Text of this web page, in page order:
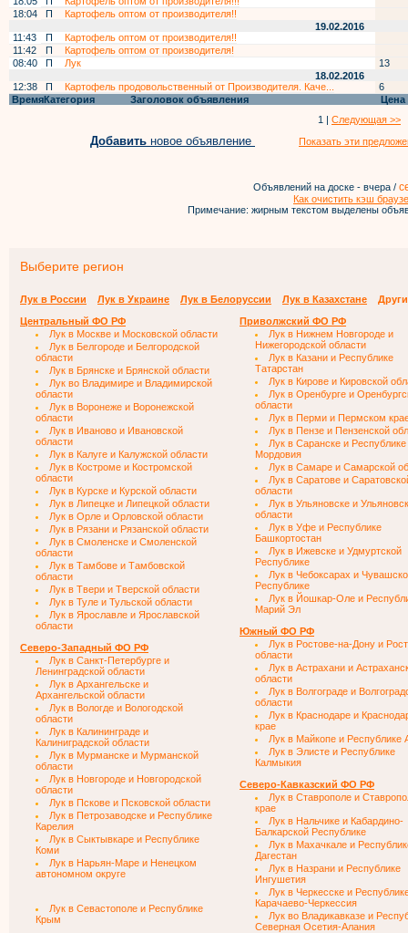
18:04
П
Картофель оптом от производителя!!
19.02.2016
11:43
П
Картофель оптом от производителя!!
11:42
П
Картофель оптом от производителя!
08:40
П Лук
13
18.02.2016
12:38
П Картофель продовольственный от Производителя. Каче...
6
ВремяКатегория Заголовок объявления
Цена
1 | Следующая >>
Добавить новое объявление Показать эти
Объявлений на доске - вчера /
Как очистить кэш
Примечание: жирным текстом выделены
Выберите регион
Лук в России Лук в Украине Лук в Белоруссии Лук в Казахстане
Центральный ФО РФ
Лук в Москве и Московской области
Лук в Белгороде и Белгородской
области
Лук в Брянске и Брянской области
Лук во Владимире и Владимирской
области
Лук в Воронеже и Воронежской
области
Лук в Иваново и Ивановской
области
Лук в Калуге и Калужской области
Лук в Костроме и Костромской
области
Лук в Курске и Курской области
Лук в Липецке и Липецкой области
Лук в Орле и Орловской области
Лук в Рязани и Рязанской области
Лук в Смоленске и Смоленской
области
Лук в Тамбове и Тамбовской
области
Лук в Твери и Тверской области
Лук в Туле и Тульской области
Лук в Ярославле и Ярославской
области
Северо-Западный ФО РФ
Лук в Санкт-Петербурге и
Ленинградской области
Лук в Архангельске и
Архангельской области
Лук в Вологде и Вологодской
области
Лук в Калининграде и
Калиниградской области
Лук в Мурманске и Мурманской
области
Лук в Новгороде и Новгородской
области
Лук в Пскове и Псковской области
Лук в Петрозаводске и Республике
Карелия
Лук в Сыктывкаре и Республике
Коми
Лук в Нарьян-Маре и Ненецком
автономном округе
Лук в Севастополе и Республике
Крым
Приволжский ФО РФ
Лук в Нижнем Новгороде и
Нижегородской области
Лук в Казани и Республике
Татарстан
Лук в Кирове и Кировской
Лук в Оренбурге и
области
Лук в Перми и Пермском
Лук в Пензе и Пензенской
Лук в Саранске и Республике
Мордовия
Лук в Самаре и Самарской
Лук в Саратове и
области
Лук в Ульяновске и
области
Лук в Уфе и Республике
Башкортостан
Лук в Ижевске и Удмуртской
Республике
Лук в Чебоксарах и
Республике
Лук в Йошкар-Оле и
Марий Эл
Южный ФО РФ
Лук в Ростове-на-Дону и
области
Лук в Астрахани и
области
Лук в Волгограде и
области
Лук в Краснодаре и
крае
Лук в Майкопе и Республике
Лук в Элисте и Республике
Калмыкия
Северо-Кавказский ФО РФ
Лук в Ставрополе и
крае
Лук в Нальчике и Кабардино-
Балкарской Республике
Лук в Махачкале и
Дагестан
Лук в Назрани и Республике
Ингушетия
Лук в Черкесске и
Карачаево-Черкессия
Лук во Владикавказе и
Северная Осетия-Алания